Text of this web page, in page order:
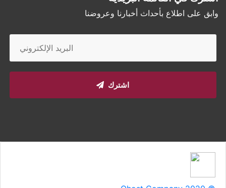
وابق على اطلاع بأحداث أخبارنا وعروضنا
اشترك